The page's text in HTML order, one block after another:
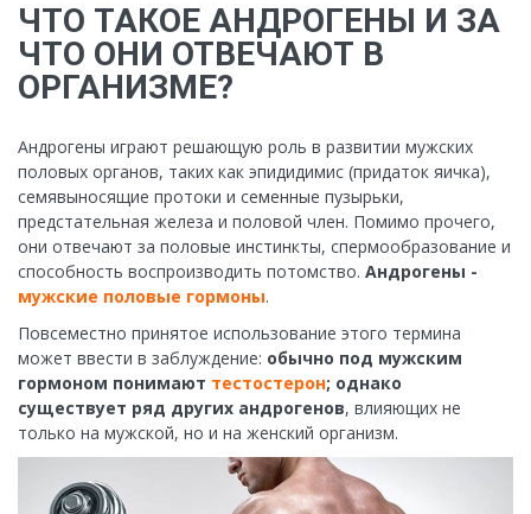
ЧТО ТАКОЕ АНДРОГЕНЫ И ЗА
ЧТО ОНИ ОТВЕЧАЮТ В
ОРГАНИЗМЕ?
Андрогены играют решающую роль в развитии мужских
половых органов, таких как эпидидимис (придаток яичка),
семявыносящие протоки и семенные пузырьки,
предстательная железа и половой член. Помимо прочего,
они отвечают за половые инстинкты, спермообразование и
способность воспроизводить потомство. Андрогены -
мужские половые гормоны.
Повсеместно принятое использование этого термина
может ввести в заблуждение: обычно под мужским
гормоном понимают тестостерон; однако
существует ряд других андрогенов, влияющих не
только на мужской, но и на женский организм.